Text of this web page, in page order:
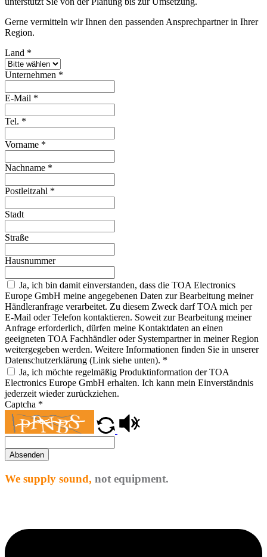
Gerne vermitteln wir Ihnen den passenden Ansprechpartner in Ihrer
Region.
Land *
Unternehmen *
E-Mail *
Tel. *
Vorname *
Nachname *
Postleitzahl *
Stadt
Straße
Hausnummer
Ja, ich bin damit einverstanden, dass die TOA Electronics
Europe GmbH meine angegebenen Daten zur Bearbeitung meiner
Händleranfrage verarbeitet. Zu diesem Zweck darf TOA mich per
E-Mail oder Telefon kontaktieren. Soweit zur Bearbeitung meiner
Anfrage erforderlich, dürfen meine Kontaktdaten an einen
geeigneten TOA Fachhändler oder Systempartner in meiner Region
weitergegeben werden. Weitere Informationen finden Sie in unserer
Datenschutzerklärung (Link siehe unten). *
Ja, ich möchte regelmäßig Produktinformation der TOA
Electronics Europe GmbH erhalten. Ich kann mein Einverständnis
jederzeit wieder zurückziehen.
Captcha *
Absenden
We supply sound, not equipment.